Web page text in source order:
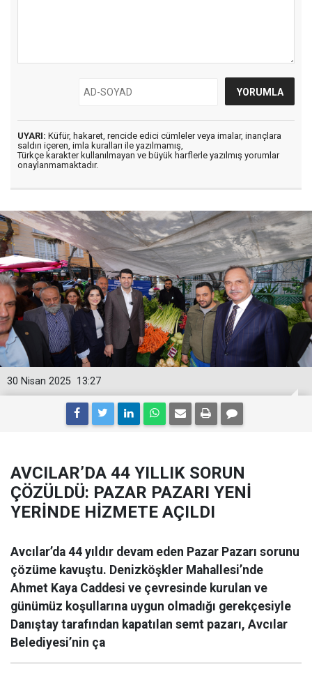
UYARI: Küfür, hakaret, rencide edici cümleler veya imalar, inançlara
saldırı içeren, imla kuralları ile yazılmamış,
Türkçe karakter kullanılmayan ve büyük harflerle yazılmış yorumlar
onaylanmamaktadır.
13:27
30 Nisan 2025
AVCILAR’DA 44 YILLIK SORUN
ÇÖZÜLDÜ: PAZAR PAZARI YENİ
YERİNDE HİZMETE AÇILDI
Avcılar’da 44 yıldır devam eden Pazar Pazarı sorunu
çözüme kavuştu. Denizköşkler Mahallesi’nde
Ahmet Kaya Caddesi ve çevresinde kurulan ve
günümüz koşullarına uygun olmadığı gerekçesiyle
Danıştay tarafından kapatılan semt pazarı, Avcılar
Belediyesi’nin ça